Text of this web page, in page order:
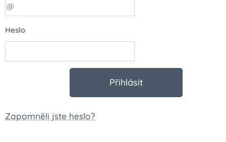
Heslo
Přihlásit
Zapomněli jste heslo?